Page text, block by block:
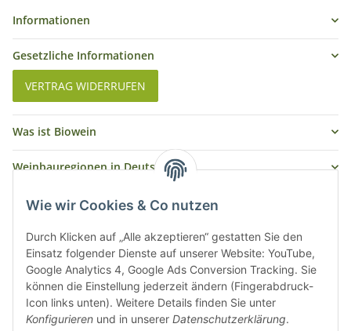
Wie wir Cookies & Co nutzen
Durch Klicken auf „Alle akzeptieren“ gestatten Sie den
Einsatz folgender Dienste auf unserer Website: YouTube,
Google Analytics 4, Google Ads Conversion Tracking. Sie
können die Einstellung jederzeit ändern (Fingerabdruck-
Icon links unten). Weitere Details finden Sie unter
Konfigurieren und in unserer Datenschutzerklärung.
Informationen
Gesetzliche Informationen
VERTRAG WIDERRUFEN
Was ist Biowein
Weinbauregionen in Deutschland
Weinbauregionen und Weinbaugebiete in Österreich
Weiße Rebsorten
Rote Rebsorten